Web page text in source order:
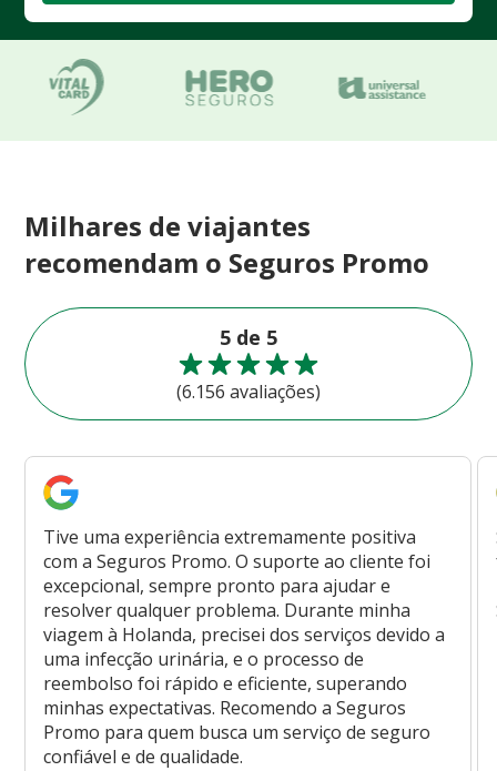
Milhares de viajantes
recomendam o Seguros Promo
5 de 5
(6.156 avaliações)
Tive uma experiência extremamente positiva
com a Seguros Promo. O suporte ao cliente foi
excepcional, sempre pronto para ajudar e
resolver qualquer problema. Durante minha
viagem à Holanda, precisei dos serviços devido a
uma infecção urinária, e o processo de
reembolso foi rápido e eficiente, superando
minhas expectativas. Recomendo a Seguros
Promo para quem busca um serviço de seguro
confiável e de qualidade.